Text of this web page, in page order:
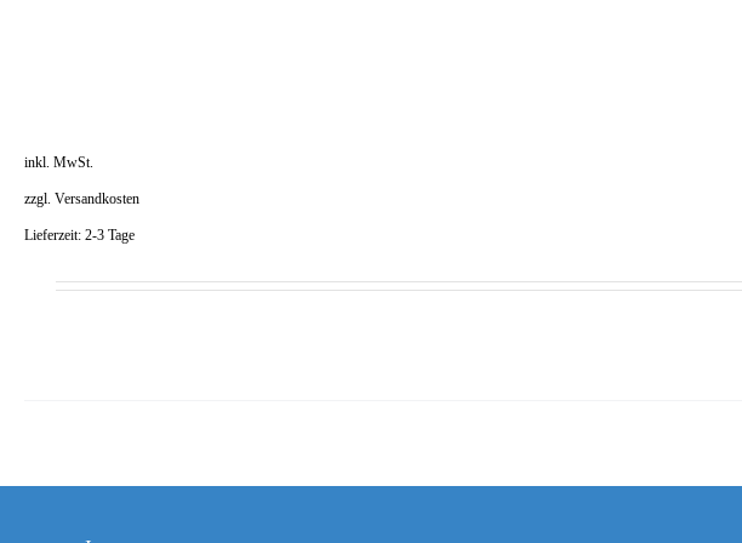
inkl. MwSt.
zzgl. Versandkosten
Lieferzeit: 2-3 Tage